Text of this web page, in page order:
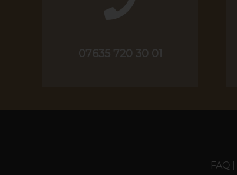
07635 720 30 01
FAQ